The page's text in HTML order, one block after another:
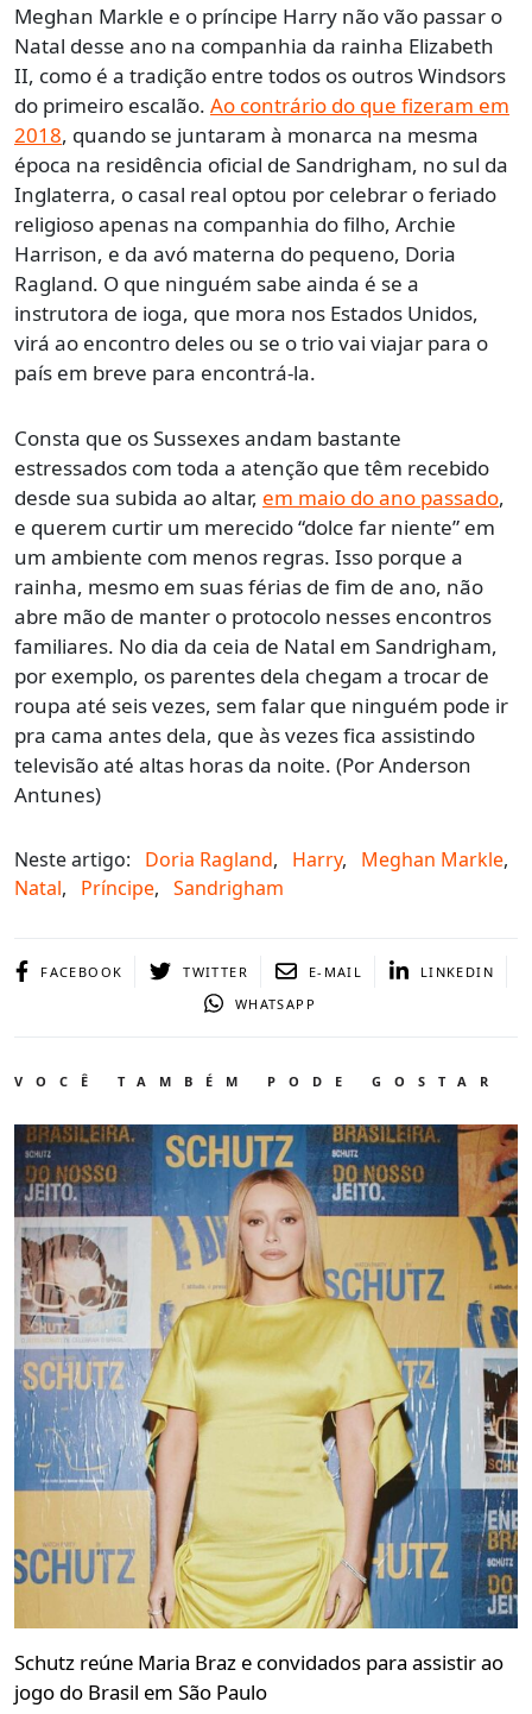
Meghan Markle e o príncipe Harry não vão passar o
Natal desse ano na companhia da rainha Elizabeth
II, como é a tradição entre todos os outros Windsors
do primeiro escalão. Ao contrário do que fizeram em
2018, quando se juntaram à monarca na mesma
época na residência oficial de Sandrigham, no sul da
Inglaterra, o casal real optou por celebrar o feriado
religioso apenas na companhia do filho, Archie
Harrison, e da avó materna do pequeno, Doria
Ragland. O que ninguém sabe ainda é se a
instrutora de ioga, que mora nos Estados Unidos,
virá ao encontro deles ou se o trio vai viajar para o
país em breve para encontrá-la.
Consta que os Sussexes andam bastante
estressados com toda a atenção que têm recebido
desde sua subida ao altar, em maio do ano passado,
e querem curtir um merecido “dolce far niente” em
um ambiente com menos regras. Isso porque a
rainha, mesmo em suas férias de fim de ano, não
abre mão de manter o protocolo nesses encontros
familiares. No dia da ceia de Natal em Sandrigham,
por exemplo, os parentes dela chegam a trocar de
roupa até seis vezes, sem falar que ninguém pode ir
pra cama antes dela, que às vezes fica assistindo
televisão até altas horas da noite. (Por Anderson
Antunes)
Neste artigo: Doria Ragland, Harry, Meghan Markle,
Natal, Príncipe, Sandrigham
FACEBOOK TWITTER E-MAIL
LINKEDIN
WHATSAPP
VOCÊ TAMBÉM PODE GOSTAR
Schutz reúne Maria Braz e convidados para assistir ao
jogo do Brasil em São Paulo